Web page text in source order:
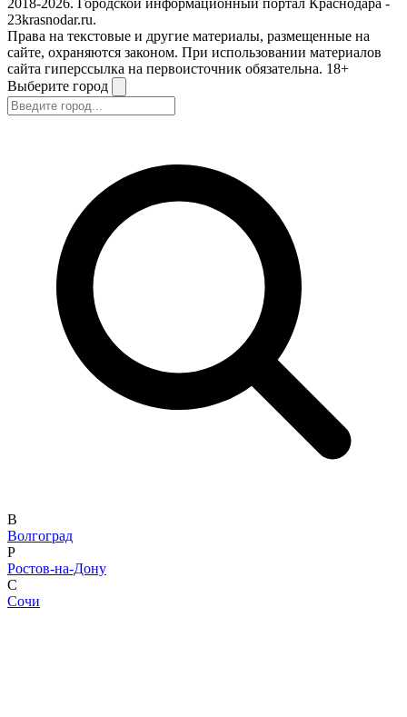
2018-2026. Городской информационный портал Краснодара -
23krasnodar.ru.
Права на текстовые и другие материалы, размещенные на
сайте, охраняются законом. При использовании материалов
сайта гиперссылка на первоисточник обязательна. 18+
Выберите город
В
Волгоград
Р
Ростов-на-Дону
С
Сочи